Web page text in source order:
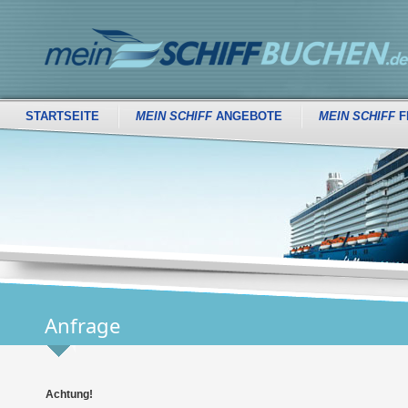
STARTSEITE MEIN SCHIFFANGEBOTE MEIN SCHIFF
Anfrage
Achtung!